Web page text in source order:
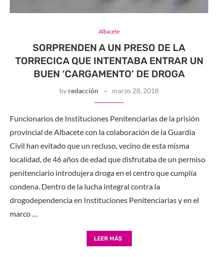
Albacete
SORPRENDEN A UN PRESO DE LA
TORRECICA QUE INTENTABA ENTRAR UN
BUEN ‘CARGAMENTO’ DE DROGA
by redacción marzo 28, 2018
Funcionarios de Instituciones Penitenciarias de la prisión
provincial de Albacete con la colaboración de la Guardia
Civil han evitado que un recluso, vecino de esta misma
localidad, de 46 años de edad que disfrutaba de un permiso
penitenciario introdujera droga en el centro que cumplía
condena. Dentro de la lucha integral contra la
drogodependencia en Instituciones Penitenciarias y en el
marco …
LEER MÁS